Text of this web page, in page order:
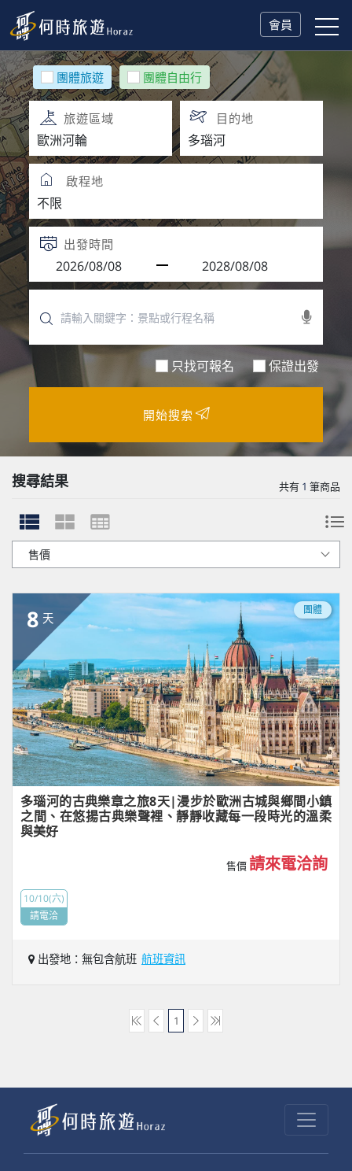
會員
團體旅遊 團體自由行
旅遊區域 目的地
啟程地
出發時間
只找可報名 保證出發
開始搜索
搜尋結果 共有 1 筆商品
8 天
團體
多瑙河的古典樂章之旅8天|漫步於歐洲古城與鄉間小鎮
之間、在悠揚古典樂聲裡、靜靜收藏每一段時光的溫柔
與美好
售價 請來電洽詢
10/10(六)
請電洽
出發地：無包含航班 航班資訊
1